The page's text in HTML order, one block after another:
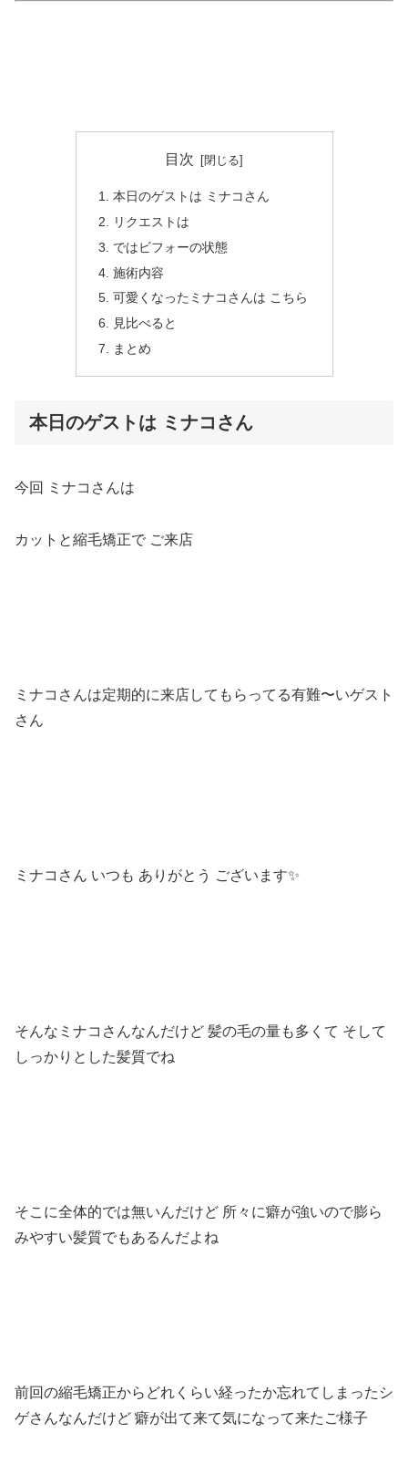
目次
本日のゲストは ミナコさん
リクエストは
ではビフォーの状態
施術内容
可愛くなったミナコさんは こちら
見比べると
まとめ
本日のゲストは ミナコさん
今回 ミナコさんは
カットと縮毛矯正で ご来店
ミナコさんは定期的に来店してもらってる有難〜いゲスト
さん
ミナコさん いつも ありがとう ございます✨
そんなミナコさんなんだけど 髪の毛の量も多くて そして
しっかりとした髪質でね
そこに全体的では無いんだけど 所々に癖が強いので膨ら
みやすい髪質でもあるんだよね
前回の縮毛矯正からどれくらい経ったか忘れてしまったシ
ゲさんなんだけど 癖が出て来て気になって来たご様子